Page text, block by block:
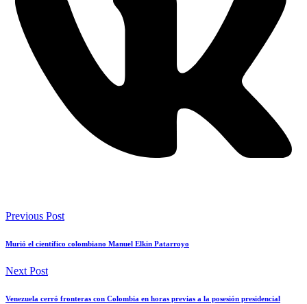
Previous Post
Murió el científico colombiano Manuel Elkin Patarroyo
Next Post
Venezuela cerró fronteras con Colombia en horas previas a la posesión presidencial